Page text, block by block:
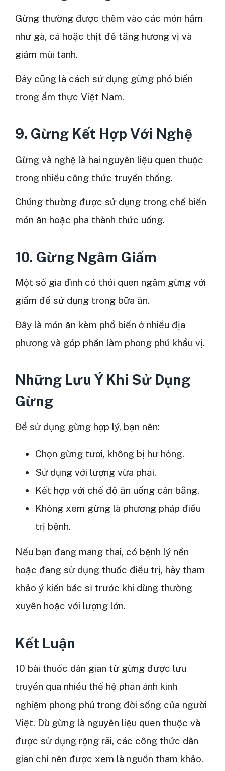
Gừng thường được thêm vào các món hầm
như gà, cá hoặc thịt để tăng hương vị và
giảm mùi tanh.
Đây cũng là cách sử dụng gừng phổ biến
trong ẩm thực Việt Nam.
9. Gừng Kết Hợp Với Nghệ
Gừng và nghệ là hai nguyên liệu quen thuộc
trong nhiều công thức truyền thống.
Chúng thường được sử dụng trong chế biến
món ăn hoặc pha thành thức uống.
10. Gừng Ngâm Giấm
Một số gia đình có thói quen ngâm gừng với
giấm để sử dụng trong bữa ăn.
Đây là món ăn kèm phổ biến ở nhiều địa
phương và góp phần làm phong phú khẩu vị.
Những Lưu Ý Khi Sử Dụng
Gừng
Để sử dụng gừng hợp lý, bạn nên:
Chọn gừng tươi, không bị hư hỏng.
Sử dụng với lượng vừa phải.
Kết hợp với chế độ ăn uống cân bằng.
Không xem gừng là phương pháp điều
trị bệnh.
Nếu bạn đang mang thai, có bệnh lý nền
hoặc đang sử dụng thuốc điều trị, hãy tham
khảo ý kiến bác sĩ trước khi dùng thường
xuyên hoặc với lượng lớn.
Kết Luận
10 bài thuốc dân gian từ gừng được lưu
truyền qua nhiều thế hệ phản ánh kinh
nghiệm phong phú trong đời sống của người
Việt. Dù gừng là nguyên liệu quen thuộc và
được sử dụng rộng rãi, các công thức dân
gian chỉ nên được xem là nguồn tham khảo.